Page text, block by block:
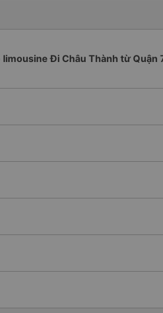
Đi Châu Thành từ Quận